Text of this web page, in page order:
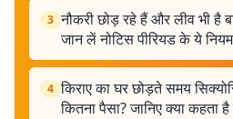
3 नौकरी छोड़ रहे हैं और लीव भी है
जान लें नोटिस पीरियड के ये नियम
4 किराए का घर छोड़ते समय
कितना पैसा? जानिए क्या कहता